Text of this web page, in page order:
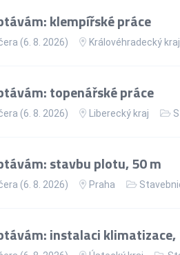
klempířské práce
(6. 8. 2026) Královéhradecký kraj
topenářské práce
(6. 8. 2026) Liberecký kraj
stavbu plotu, 50 m
(6. 8. 2026) Praha
instalaci klimatizace,